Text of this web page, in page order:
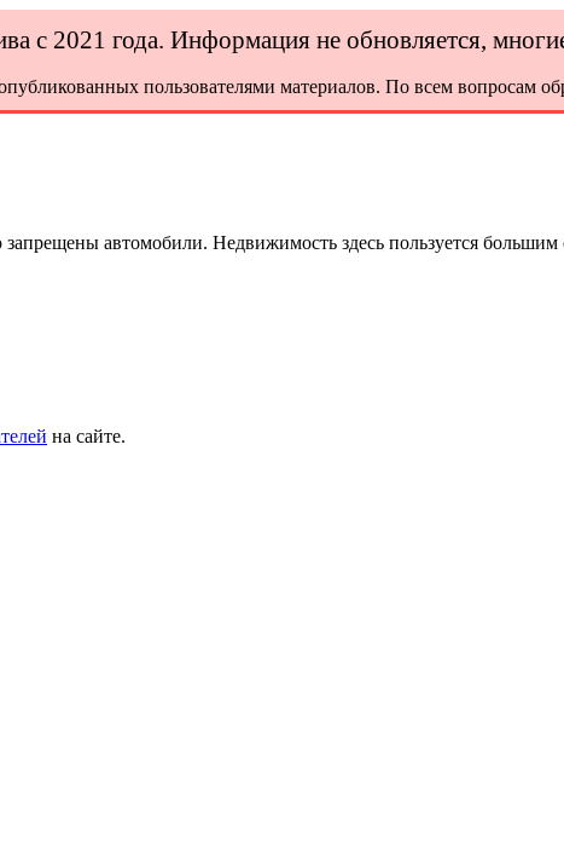
с 2021 года. Информация не обновляется,
пользователями материалов. По всем вопросам
автомобили. Недвижимость здесь пользуется большим
на сайте.